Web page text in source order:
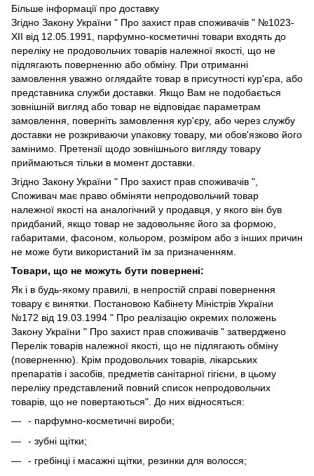
Більше інформації про доставку
Згідно Закону України " Про захист прав споживачів " №1023-
XII від 12.05.1991, парфумно-косметичні товари входять до
переліку не продовольчих товарів належної якості, що не
підлягають поверненню або обміну. При отриманні
замовлення уважно оглядайте товар в присутності кур'єра, або
представника служби доставки. Якщо Вам не подобається
зовнішній вигляд або товар не відповідає параметрам
замовлення, поверніть замовлення кур'єру, або через службу
доставки не розкриваючи упаковку товару, ми обов'язково його
замінимо. Претензії щодо зовнішнього вигляду товару
приймаються тільки в момент доставки.
Згідно Закону України " Про захист прав споживачів ",
Споживач має право обміняти непродовольчий товар
належної якості на аналогічний у продавця, у якого він був
придбаний, якщо товар не задовольняє його за формою,
габаритами, фасоном, кольором, розміром або з інших причин
не може бути використаний їм за призначенням.
Товари, що не можуть бути повернені:
Як і в будь-якому правилі, в непростій справі повернення
товару є винятки. Постановою Кабінету Міністрів України
№172 від 19.03.1994 " Про реалізацію окремих положень
Закону України " Про захист прав споживачів " затверджено
Перелік товарів належної якості, що не підлягають обміну
(поверненню). Крім продовольчих товарів, лікарських
препаратів і засобів, предметів санітарної гігієни, в цьому
переліку представлений повний список непродовольчих
товарів, що не повертаються". До них відносяться:
- парфумно-косметичні вироби;
- зубні щітки;
- гребінці і масажні щітки, резинки для волосся;